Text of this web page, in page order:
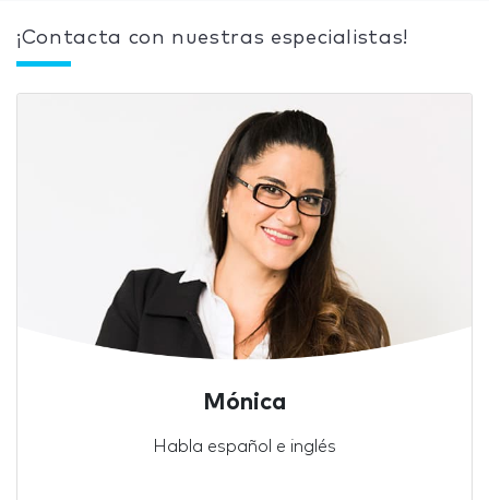
¡Contacta con nuestras especialistas!
Mónica
Habla español e inglés